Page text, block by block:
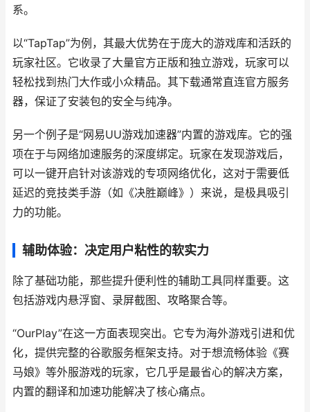
系。
以“TapTap”为例，其最大优势在于庞大的游戏库和活跃的
玩家社区。它收录了大量官方正版和独立游戏，玩家可以
轻松找到热门大作或小众精品。其下载通常直连官方服务
器，保证了安装包的安全与纯净。
另一个例子是“网易UU游戏加速器”内置的游戏库。它的强
项在于与网络加速服务的深度绑定。玩家在发现游戏后，
可以一键开启针对该游戏的专项网络优化，这对于需要低
延迟的竞技类手游（如《决胜巅峰》）来说，是极具吸引
力的功能。
辅助体验：决定用户粘性的软实力
除了基础功能，那些提升便利性的辅助工具同样重要。这
包括游戏内悬浮窗、录屏截图、攻略聚合等。
“OurPlay”在这一方面表现突出。它专为海外游戏引进和优
化，提供完整的谷歌服务框架支持。对于想流畅体验《赛
马娘》等外服游戏的玩家，它几乎是最省心的解决方案，
内置的翻译和加速功能解决了核心痛点。